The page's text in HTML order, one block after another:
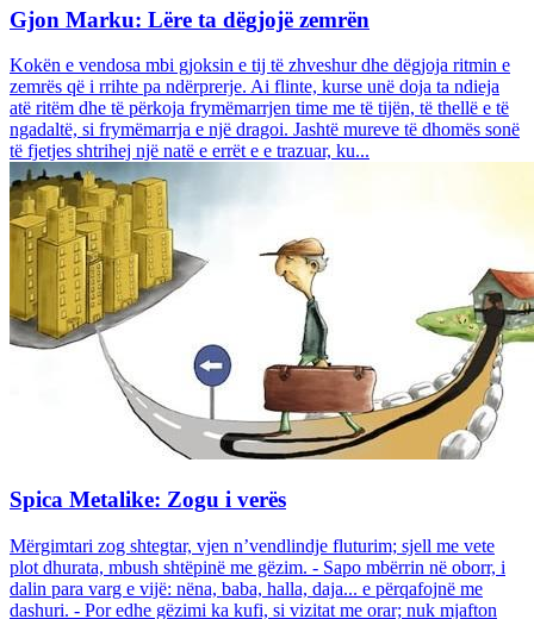
Gjon Marku: Lëre ta dëgjojë zemrën
Kokën e vendosa mbi gjoksin e tij të zhveshur dhe dëgjoja ritmin e
zemrës që i rrihte pa ndërprerje. Ai flinte, kurse unë doja ta ndieja
atë ritëm dhe të përkoja frymëmarrjen time me të tijën, të thellë e të
ngadaltë, si frymëmarrja e një dragoi. Jashtë mureve të dhomës sonë
të fjetjes shtrihej një natë e errët e e trazuar, ku...
Spica Metalike: Zogu i verës
Mërgimtari zog shtegtar, vjen n’vendlindje fluturim; sjell me vete
plot dhurata, mbush shtëpinë me gëzim. - Sapo mbërrin në oborr, i
dalin para varg e vijë: nëna, baba, halla, daja... e përqafojnë me
dashuri. - Por edhe gëzimi ka kufi, si vizitat me orar; nuk mjafton